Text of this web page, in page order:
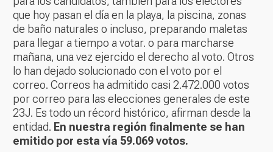
que hoy pasan el día en la playa, la piscina, zonas
de baño naturales o incluso, preparando maletas
para llegar a tiempo a votar. o para marcharse
mañana, una vez ejercido el derecho al voto. Otros
lo han dejado solucionado con el voto por el
correo. Correos ha admitido casi 2.472.000 votos
por correo para las elecciones generales de este
23J. Es todo un récord histórico, afirman desde la
entidad. En nuestra región finalmente se han
emitido por esta vía 59.069 votos.